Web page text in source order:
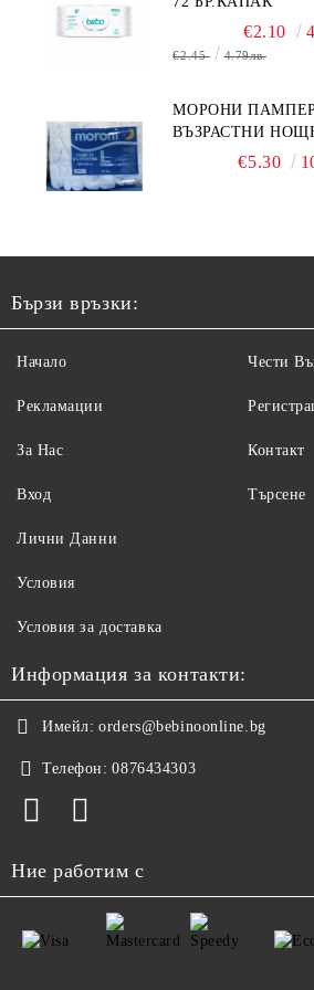
€2.10
€2.45 4.79лв.
МОРОНИ
ВЪЗРАСТНИ НОЩНИ L НОЩНИ X
€5.30
Бързи връзки:
Начало
Рекламации
За Нас
Вход
Чести
Контакт
Търсене
Лични Данни
Условия
Условия за доставка
Информация за контакти:
Имейл: orders@bebinoonline.bg
Телефон: 0876434303
Ние работим с